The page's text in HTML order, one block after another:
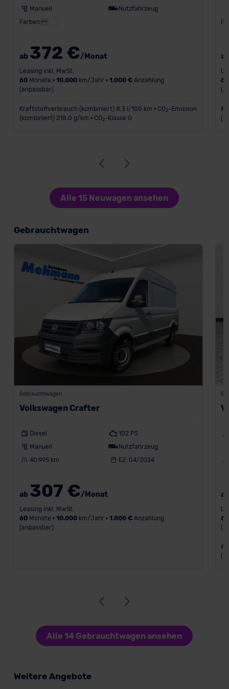
Manuell
Nutzfahrzeug
Farben:
ab 372 €/Monat
Leasing inkl. MwSt.
60Monate • 10.000km/Jahr • 1.000 €Anzahlung
(anpassbar)
Kraftstoffverbrauch (kombiniert) 8,3 l/100 km • CO2-Emission
(kombiniert) 218,0 g/km • CO2-Klasse G
60
Alle 15 Neuwagen ansehen
Gebrauchtwagen
Gebrauchtwagen
Volkswagen Crafter
Diesel
102 PS
Manuell
Nutzfahrzeug
40.995 km
EZ: 04/2024
ab 307 €/Monat
Leasing inkl. MwSt.
60Monate • 10.000km/Jahr • 1.000 €Anzahlung
(anpassbar)
60
Alle 14 Gebrauchtwagen ansehen
Weitere Angebote